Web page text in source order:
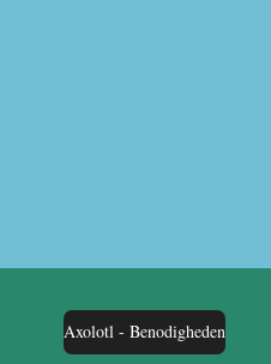
Axolotl - Benodigheden